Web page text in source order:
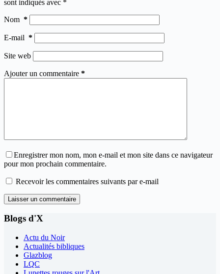
sont indiqués avec *
Nom *
E-mail *
Site web
Ajouter un commentaire *
Enregistrer mon nom, mon e-mail et mon site dans ce navigateur
pour mon prochain commentaire.
Recevoir les commentaires suivants par e-mail
Laisser un commentaire
Blogs d'X
Actu du Noir
Actualités bibliques
Glazblog
LQC